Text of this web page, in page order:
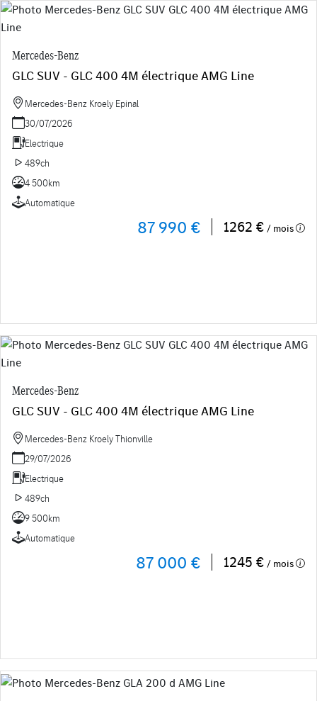
Mercedes-Benz
GLC SUV - GLC 400 4M électrique AMG Line
Mercedes-Benz Kroely Epinal
30/07/2026
Electrique
489ch
4 500km
Automatique
87 990 € 1262 € / mois
Mercedes-Benz
GLC SUV - GLC 400 4M électrique AMG Line
Mercedes-Benz Kroely Thionville
29/07/2026
Electrique
489ch
9 500km
Automatique
87 000 € 1245 € / mois